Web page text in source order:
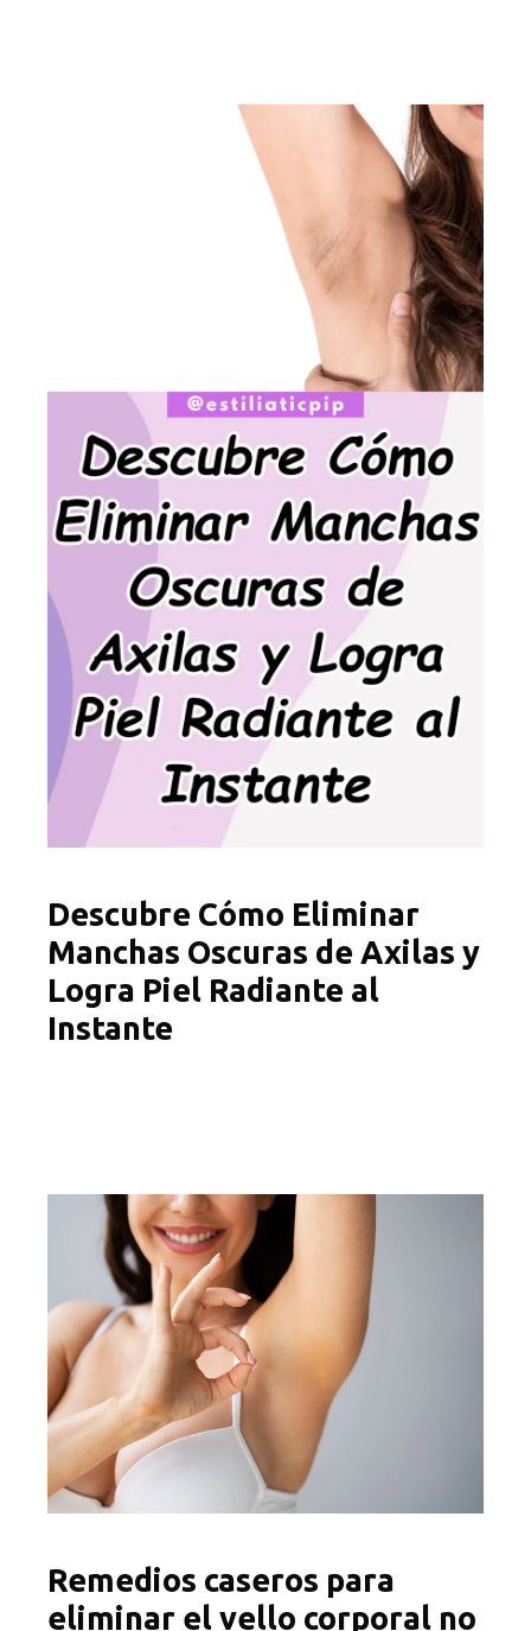
Descubre Cómo Eliminar
Manchas Oscuras de Axilas y
Logra Piel Radiante al
Instante
Remedios caseros para
eliminar el vello corporal no